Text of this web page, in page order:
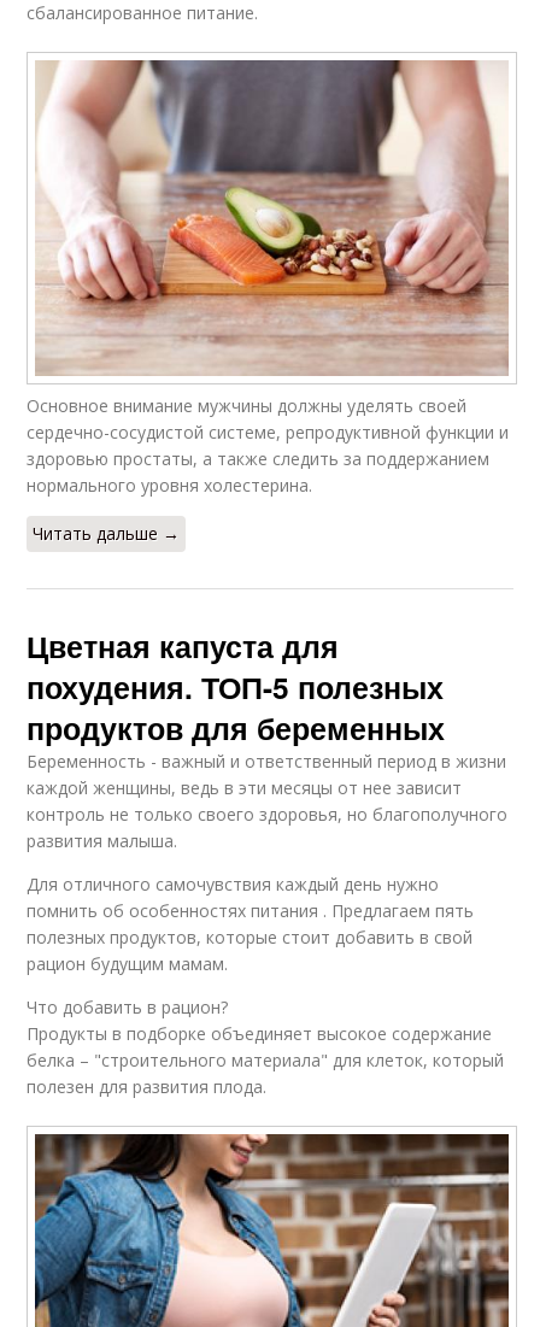
сбалансированное питание.
Основное внимание мужчины должны уделять своей
сердечно-сосудистой системе, репродуктивной функции и
здоровью простаты, а также следить за поддержанием
нормального уровня холестерина.
Читать дальше →
Цветная капуста для
похудения. ТОП-5 полезных
продуктов для беременных
Беременность - важный и ответственный период в жизни
каждой женщины, ведь в эти месяцы от нее зависит
контроль не только своего здоровья, но благополучного
развития малыша.
Для отличного самочувствия каждый день нужно
помнить об особенностях питания . Предлагаем пять
полезных продуктов, которые стоит добавить в свой
рацион будущим мамам.
Что добавить в рацион?
Продукты в подборке объединяет высокое содержание
белка – "строительного материала" для клеток, который
полезен для развития плода.